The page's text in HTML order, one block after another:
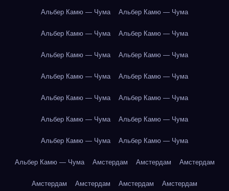
Альбер Камю — Чума Альбер Камю — Чума
Альбер Камю — Чума Альбер Камю — Чума
Альбер Камю — Чума Альбер Камю — Чума
Альбер Камю — Чума Альбер Камю — Чума
Альбер Камю — Чума Альбер Камю — Чума
Альбер Камю — Чума Альбер Камю — Чума
Альбер Камю — Чума Альбер Камю — Чума
Альбер Камю — Чума Амстердам Амстердам Амстердам
Амстердам Амстердам Амстердам Амстердам